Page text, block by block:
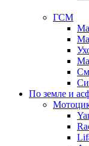
ГСМ
По земле и